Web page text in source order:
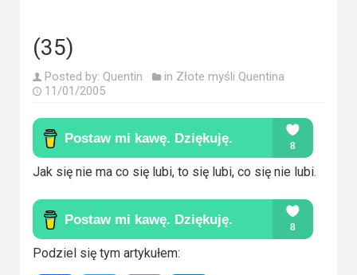
Bollywood
&
s-
Filmy
dokumentalne
Horrory
Kino
azjatyckie
(35)
Posted by: Quentin in Złote myśli Quentina
11/01/2005
Jak się nie ma co się lubi, to się lubi, co się nie lubi.
Podziel się tym artykułem: